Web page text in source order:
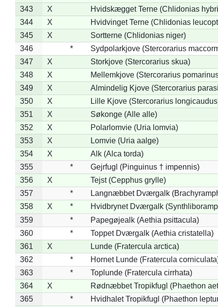
343 X
Hvidskægget Terne (Chlidonias
344
X
Hvidvinget Terne (Chlidonias
345
X
Sortterne (Chlidonias niger)
346
*
Sydpolarkjove (Stercorarius
347
X
Storkjove (Stercorarius skua)
348
X
Mellemkjove (Stercorarius
349
X
Almindelig Kjove (Stercorarius
350
X
Lille Kjove (Stercorarius
351
X
Søkonge (Alle alle)
352
X
Polarlomvie (Uria lomvia)
353
X
Lomvie (Uria aalge)
354
X
Alk (Alca torda)
355
*
Gejrfugl (Pinguinus † impennis)
356
X
Tejst (Cepphus grylle)
357
*
Langnæbbet Dværgalk
358
X *
Hvidbrynet Dværgalk
359
*
Papegøjealk (Aethia psittacula)
360
*
Toppet Dværgalk (Aethia cristatella)
361
X
Lunde (Fratercula arctica)
362
*
Hornet Lunde (Fratercula
363
*
Toplunde (Fratercula cirrhata)
364
X
Rødnæbbet Tropikfugl (Phaethon
365
*
Hvidhalet Tropikfugl (Phaethon